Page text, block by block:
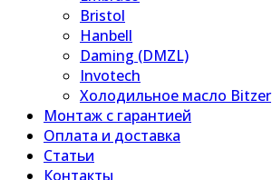
Bristol
Hanbell
Daming (DMZL)
Invotech
Холодильное масло Bitzer
Монтаж с гарантией
Оплата и доставка
Статьи
Контакты